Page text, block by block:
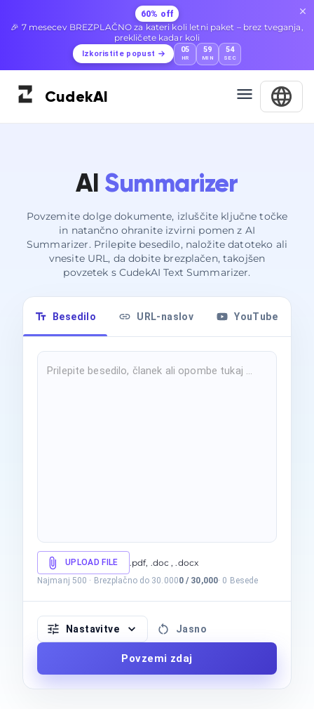
60% off
🎉 7 mesecev BREZPLAČNO za kateri koli letni paket – brez tveganja,
prekličete kadar koli
Izkoristite popust 05
HR
59
MIN
52
SEC
CudekAI
AI Summarizer
Povzemite dolge dokumente, izluščite ključne točke
in natančno ohranite izvirni pomen z AI
Summarizer. Prilepite besedilo, naložite datoteko ali
vnesite URL, da dobite brezplačen, takojšen
povzetek s CudekAI Text Summarizer.
Besedilo URL-naslov YouTube
UPLOAD FILE .pdf, .doc , .docx
Najmanj 500 · Brezplačno do 30.0000 / 30,000· 0 Besede
Nastavitve Jasno
Povzemi zdaj